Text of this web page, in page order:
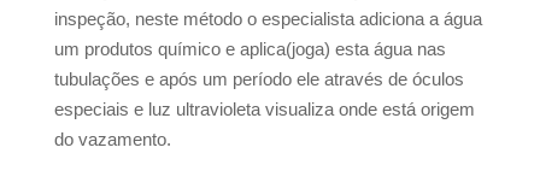
inspeção, neste método o especialista adiciona a água
um produtos químico e aplica(joga) esta água nas
tubulações e após um período ele através de óculos
especiais e luz ultravioleta visualiza onde está origem
do vazamento.